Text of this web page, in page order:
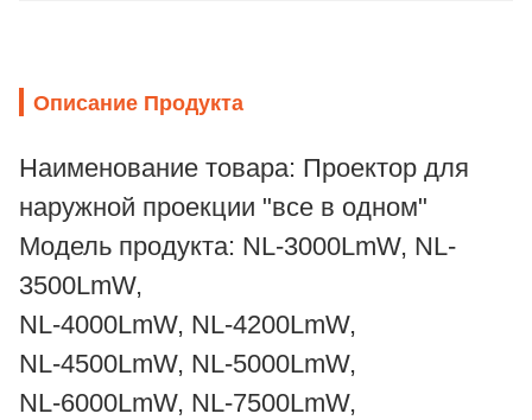
Описание Продукта
Наименование товара: Проектор для
наружной проекции "все в одном"
Модель продукта: NL-3000LmW, NL-
3500LmW,
NL-4000LmW, NL-4200LmW,
NL-4500LmW, NL-5000LmW,
NL-6000LmW, NL-7500LmW,